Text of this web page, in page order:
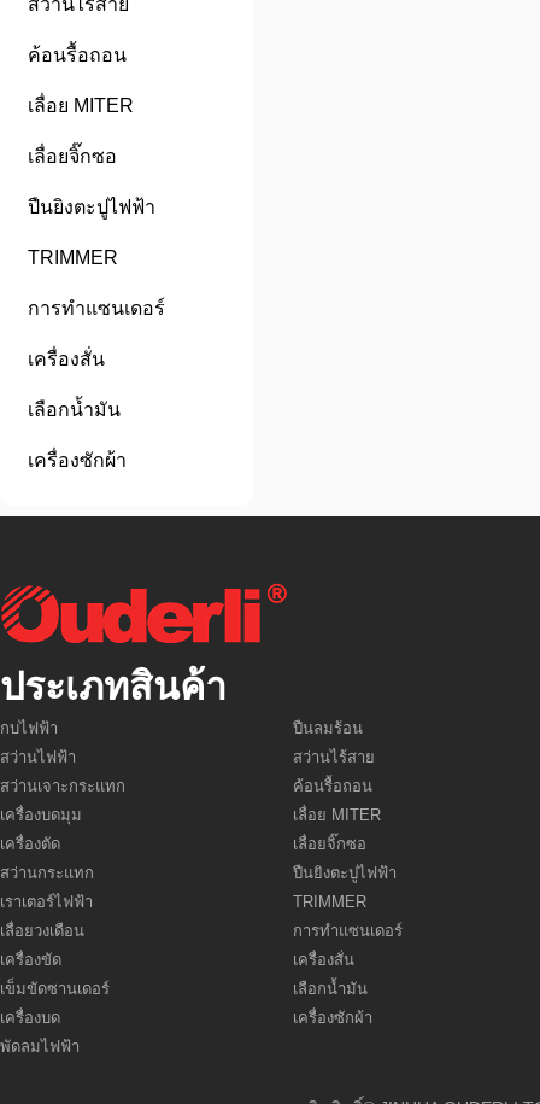
สว่านไร้สาย
ค้อนรื้อถอน
เลื่อย MITER
เลื่อยจิ๊กซอ
ปืนยิงตะปูไฟฟ้า
TRIMMER
การทำแซนเดอร์
เครื่องสั่น
เลือกน้ำมัน
เครื่องซักผ้า
ประเภทสินค้า
กบไฟฟ้า
สว่านไฟฟ้า
สว่านเจาะกระแทก
เครื่องบดมุม
เครื่องตัด
สว่านกระแทก
เราเตอร์ไฟฟ้า
เลื่อยวงเดือน
เครื่องขัด
เข็มขัดซานเดอร์
เครื่องบด
พัดลมไฟฟ้า
ปืนลมร้อน
สว่านไร้สาย
ค้อนรื้อถอน
เลื่อย MITER
เลื่อยจิ๊กซอ
ปืนยิงตะปูไฟฟ้า
TRIMMER
การทำแซนเดอร์
เครื่องสั่น
เลือกน้ำมัน
เครื่องซักผ้า